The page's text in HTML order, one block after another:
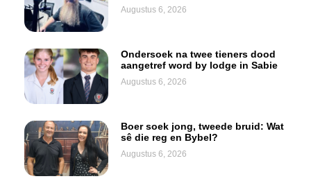
Augustus 6, 2026
Ondersoek na twee tieners dood
aangetref word by lodge in Sabie
Augustus 6, 2026
Boer soek jong, tweede bruid: Wat
sê die reg en Bybel?
Augustus 6, 2026